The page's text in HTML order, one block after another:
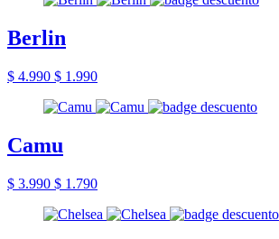
Berlin
$ 4.990 $ 1.990
Camu
$ 3.990 $ 1.790